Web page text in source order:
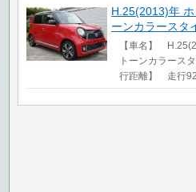
H.25(2013)年
ーンカラースタ
【車名】
トーンカラース
行距離】 走行